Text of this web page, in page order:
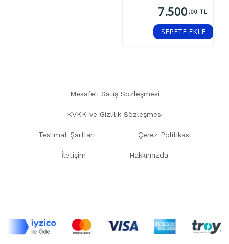
7.500 ,00 TL
SEPETE EKLE
Mesafeli Satış Sözleşmesi
KVKK ve Gizlilik Sözleşmesi
Teslimat Şartları Çerez Politikası
İletişim Hakkımızda